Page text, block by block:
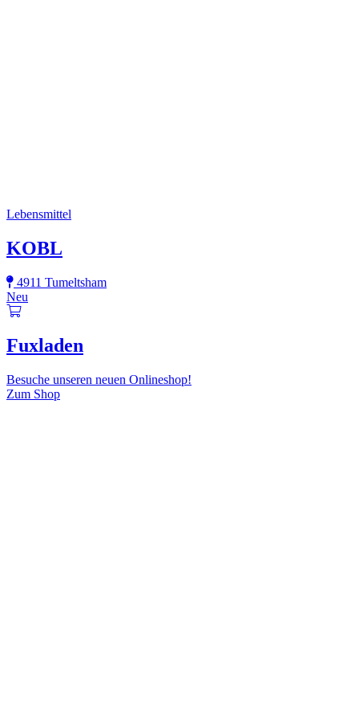
Lebensmittel
KOBL
4911 Tumeltsham
Neu
Fuxladen
Besuche unseren neuen Onlineshop!
Zum Shop